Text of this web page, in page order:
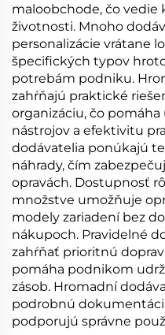
maloobchode, čo vedie
životnosti. Mnoho
personalizácie vrátane
špecifických typov
potrebám podniku.
zahŕňajú praktické
organizáciu, čo
nástrojov a efektivitu
dodávatelia ponúkajú
náhrady, čím
opravách. Dostupnosť
množstve umožňuje
modely zariadení bez
nákupoch. Pravidelné
zahŕňať prioritnú
pomáha podnikom
zásob. Hromadní
podrobnú
podporujú správne